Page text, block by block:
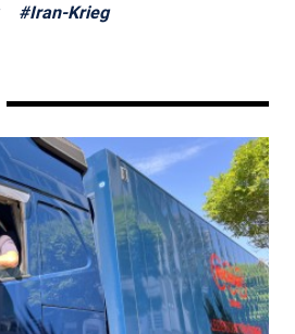
#Iran-Krieg